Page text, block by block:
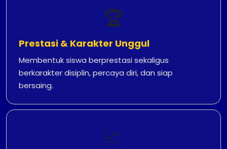
🏆
Prestasi & Karakter Unggul
Membentuk siswa berprestasi sekaligus
berkarakter disiplin, percaya diri, dan siap
bersaing.
📈